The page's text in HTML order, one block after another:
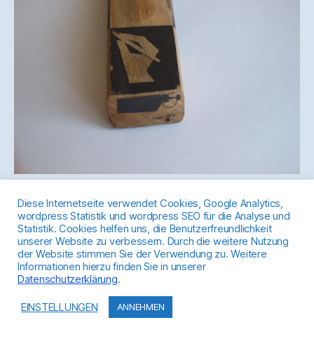
Schlagwörter
Aimé Pastorino
HERMANNS, MANFRED
OBJEKTE-SKULPTUREN
Diese Internetseite verwendet Cookies, Google Analytics,
wordpress Statistik und wordpress SEO für die Analyse und
Statistik. Cookies helfen uns, die Benutzerfreundlichkeit
unserer Website zu verbessern. Durch die weitere Nutzung
der Website stimmen Sie der Verwendung zu. Weitere
Informationen hierzu finden Sie in unserer
Datenschutzerklärung.
EINSTELLUNGEN ANNEHMEN